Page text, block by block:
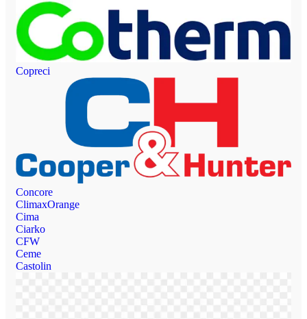
Copreci
Concore
ClimaxOrange
Cima
Ciarko
CFW
Ceme
Castolin